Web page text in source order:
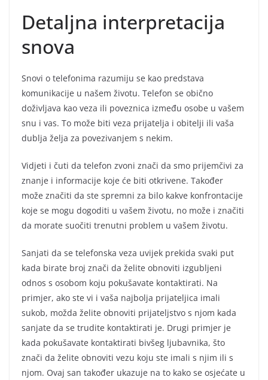
Detaljna interpretacija
snova
Snovi o telefonima razumiju se kao predstava
komunikacije u našem životu. Telefon se obično
doživljava kao veza ili poveznica između osobe u vašem
snu i vas. To može biti veza prijatelja i obitelji ili vaša
dublja želja za povezivanjem s nekim.
Vidjeti i čuti da telefon zvoni znači da smo prijemčivi za
znanje i informacije koje će biti otkrivene. Također
može značiti da ste spremni za bilo kakve konfrontacije
koje se mogu dogoditi u vašem životu, no može i značiti
da morate suočiti trenutni problem u vašem životu.
Sanjati da se telefonska veza uvijek prekida svaki put
kada birate broj znači da želite obnoviti izgubljeni
odnos s osobom koju pokušavate kontaktirati. Na
primjer, ako ste vi i vaša najbolja prijateljica imali
sukob, možda želite obnoviti prijateljstvo s njom kada
sanjate da se trudite kontaktirati je. Drugi primjer je
kada pokušavate kontaktirati bivšeg ljubavnika, što
znači da želite obnoviti vezu koju ste imali s njim ili s
njom. Ovaj san također ukazuje na to kako se osjećate u